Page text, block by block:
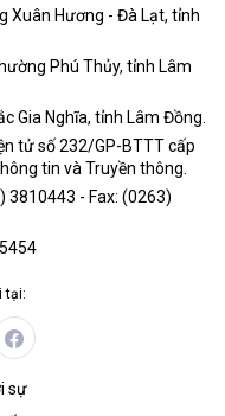
Xuân Hương - Đà Lạt, tỉnh
Phú Thủy, tỉnh Lâm
Gia Nghĩa, tỉnh Lâm Đồng.
tử số 232/GP-BTTT cấp
tin và Truyền thông.
3810443 - Fax: (0263)
tại:
sự